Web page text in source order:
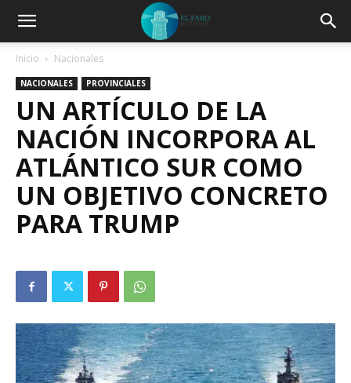
Inicio Nacionales
NACIONALES PROVINCIALES
UN ARTÍCULO DE LA
NACIÓN INCORPORA AL
ATLÁNTICO SUR COMO
UN OBJETIVO CONCRETO
PARA TRUMP